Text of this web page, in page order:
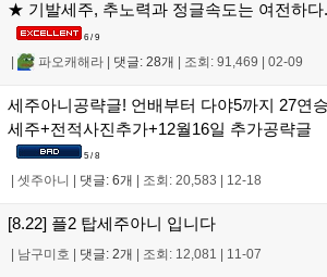
★ 기발세주, 추노력과 정글속도는 여전하다.
6 / 9
| 파오캐해라 | 댓글: 28개 | 조회: 91,469 | 02-09
세주아니공략글! 언배부터 다야5까지 27연
세주+전적사진추가+12월16일 추가공략글
5 / 8
| 셋주아니 | 댓글: 6개 | 조회: 20,583 | 12-18
[8.22] 플2 탑세주아니 입니다
| 남구미호 | 댓글: 2개 | 조회: 12,081 | 11-07